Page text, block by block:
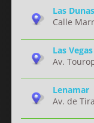
Las
Calle
Las
Av.
Lenamar
Av. de